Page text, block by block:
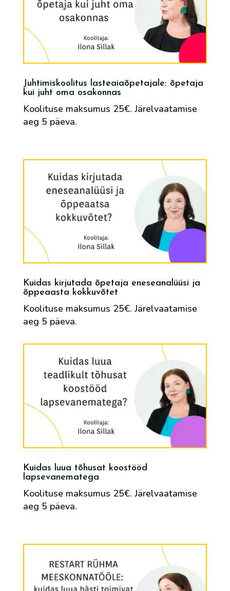
Juhtimiskoolitus lasteaiaõpetajale: õpetaja
kui juht oma osakonnas
Koolituse maksumus 25€. Järelvaatamise
aeg 5 päeva.
Kuidas kirjutada õpetaja eneseanalüüsi ja
õppeaasta kokkuvõtet
Koolituse maksumus 25€. Järelvaatamise
aeg 5 päeva.
Kuidas luua tõhusat koostööd
lapsevanematega
Koolituse maksumus 25€. Järelvaatamise
aeg 5 päeva.